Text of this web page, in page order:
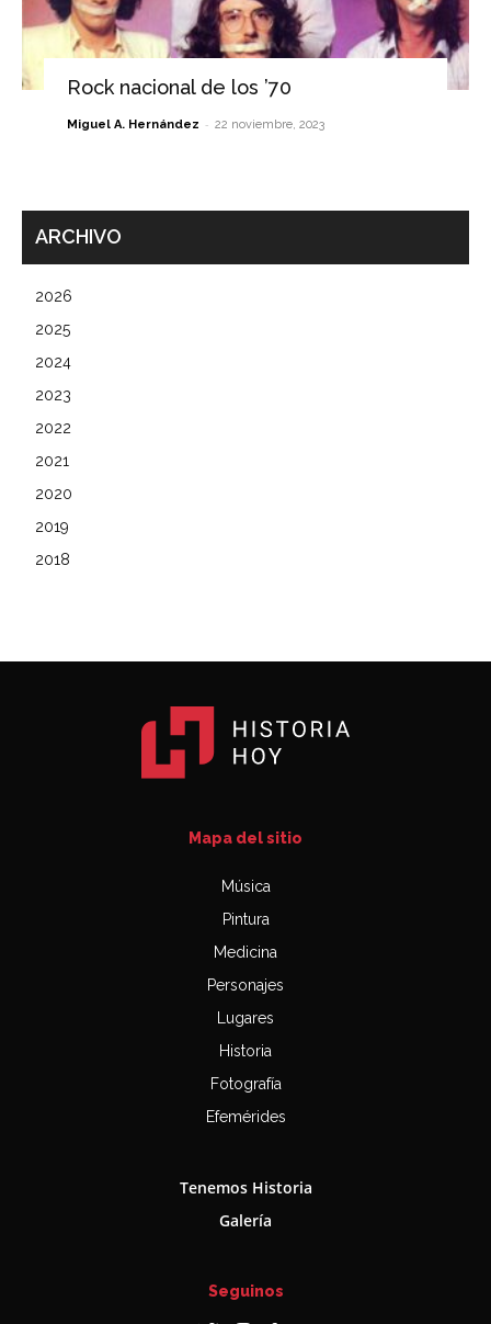
Rock nacional de los ’70
Miguel A. Hernández - 22 noviembre, 2023
ARCHIVO
2026
2025
2024
2023
2022
2021
2020
2019
2018
Mapa del sitio
Música
Pintura
Medicina
Personajes
Lugares
Historia
Fotografía
Efemérides
Tenemos Historia
Galería
Seguinos